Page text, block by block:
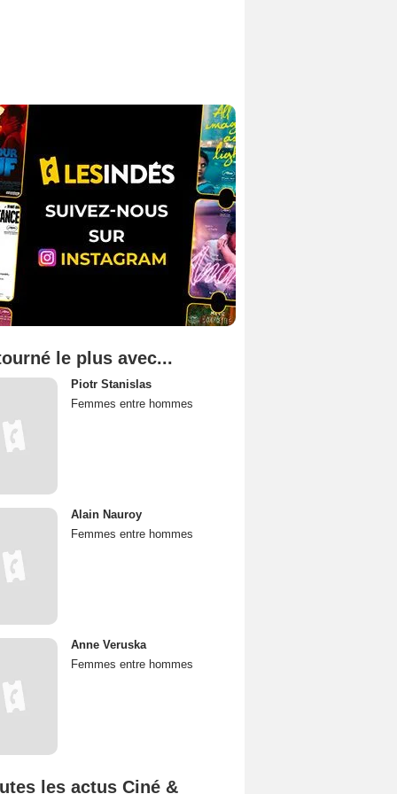
le plus avec...
Piotr Stanislas
Femmes entre hommes
Alain Nauroy
Femmes entre hommes
Anne Veruska
Femmes entre hommes
les actus Ciné &